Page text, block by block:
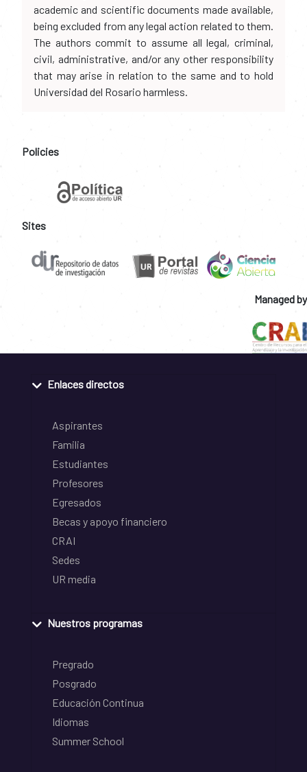
academic and scientific documents made available,
being excluded from any legal action related to them.
The authors commit to assume all legal, criminal,
civil, administrative, and/or any other responsibility
that may arise in relation to the same and to hold
Universidad del Rosario harmless.
Policies
Sites
Managed by
Enlaces directos
Aspirantes
Familia
Estudiantes
Profesores
Egresados
Becas y apoyo financiero
CRAI
Sedes
UR media
Nuestros programas
Pregrado
Posgrado
Educación Continua
Idiomas
Summer School